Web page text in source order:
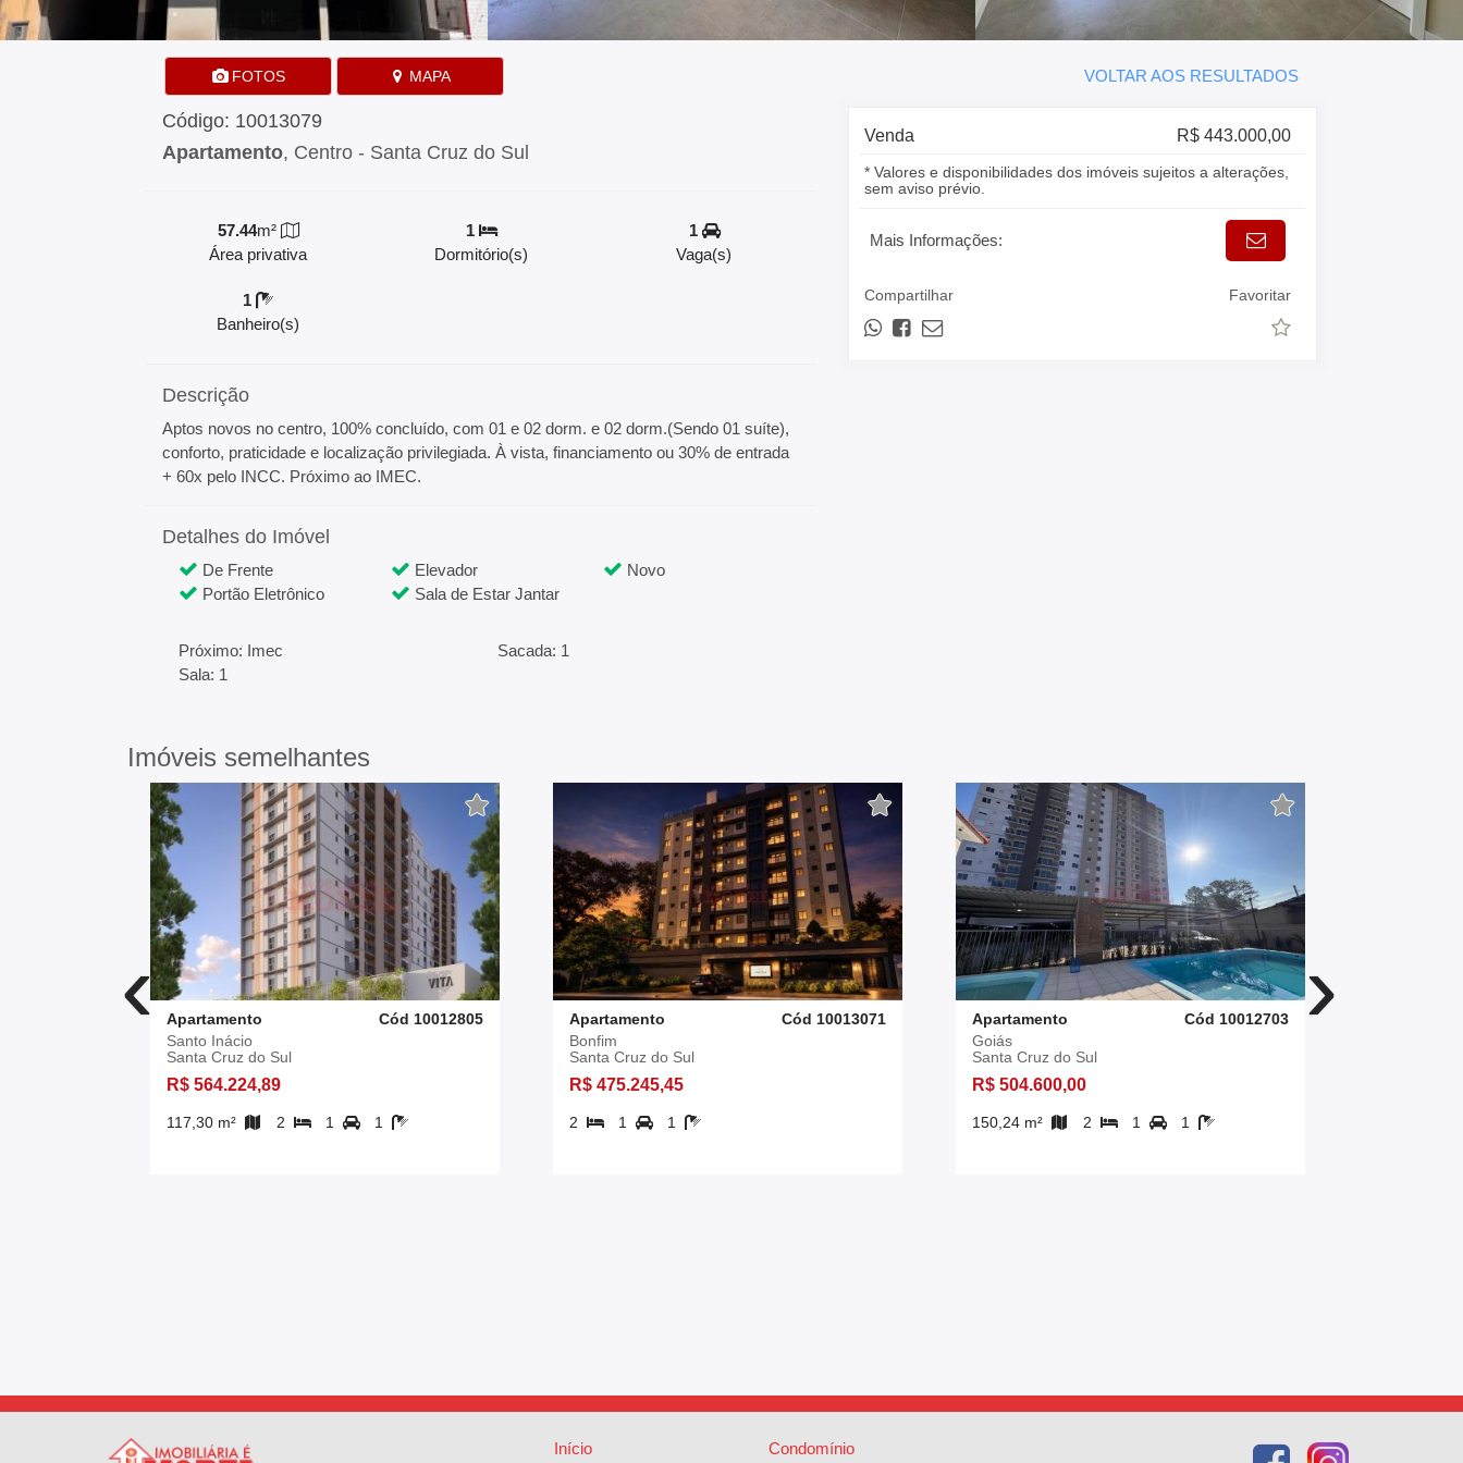
FOTOS MAPA VOLTAR AOS RESULTADOS
Código: 10013079
Apartamento, Centro - Santa Cruz do Sul
57.44m²
Área privativa
1
Dormitório(s)
1
Vaga(s)
1
Banheiro(s)
Descrição
Aptos novos no centro, 100% concluído, com 01 e 02 dorm. e 02 dorm.(Sendo 01 suíte),
conforto, praticidade e localização privilegiada. À vista, financiamento ou 30% de entrada
+ 60x pelo INCC. Próximo ao IMEC.
Detalhes do Imóvel
De Frente Elevador
Novo
Portão Eletrônico
Sala de Estar Jantar
Próximo: Imec
Sacada: 1
Sala: 1
Venda R$ 443.000,00
* Valores e disponibilidades dos imóveis sujeitos a alterações,
sem aviso prévio.
Mais Informações:
Compartilhar Favoritar
Imóveis semelhantes
‹ Apartamento
Cód 10012805
Santo Inácio
Santa Cruz do Sul
R$ 564.224,89
117,30 m² 2 1 1
Apartamento
Cód 10013071
Bonfim
Santa Cruz do Sul
R$ 475.245,45
2 1 1
Apartamento
Cód 10012703
Goiás
Santa Cruz do Sul
R$ 504.600,00
150,24 m² 2 1 1
›
Início Condomínio